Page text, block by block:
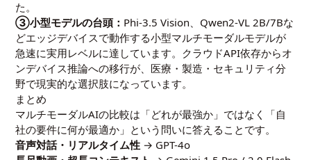
た。
③小型モデルの台頭： Phi-3.5 Vision、Qwen2-VL 2B/7Bな
どエッジデバイスで動作する小型マルチモーダルモデルが
急速に実用レベルに達しています。クラウドAPI依存からオ
ンデバイス推論への移行が、医療・製造・セキュリティ分
野で現実的な選択肢になっています。
まとめ
マルチモーダルAIの比較は「どれが最強か」ではなく「自
社の要件に何が最適か」という問いに答えることです。
音声対話・リアルタイム性 → GPT-4o